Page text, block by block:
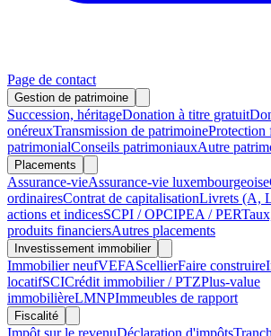
Page de contact
Gestion de patrimoine
Succession, héritageDonation à titre gratuit
onéreuxTransmission de patrimoineProtection
patrimonialConseils patrimoniauxAutre
Placements
Assurance-vieAssurance-vie luxembourgeoise
ordinairesContrat de capitalisationLivrets (A,
actions et indicesSCPI / OPCIPEA / PER
produits financiersAutres placements
Investissement immobilier
Immobilier neufVEFAScellierFaire construire
locatifSCICrédit immobilier / PTZPlus-value
immobilièreLMNPImmeubles de rapport
Fiscalité